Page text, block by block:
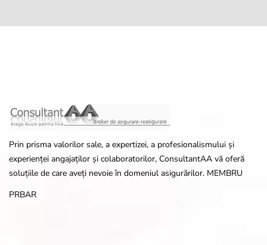
Prin prisma valorilor sale, a expertizei, a profesionalismului și
experienței angajaților și colaboratorilor, ConsultantAA vă oferă
soluțiile de care aveți nevoie în domeniul asigurărilor. MEMBRU
PRBAR